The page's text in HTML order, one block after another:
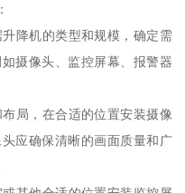
降机的类型和规模，确定需
摄像头、监控屏幕、报警器
局，在合适的位置安装摄像
应确保清晰的画面质量和广